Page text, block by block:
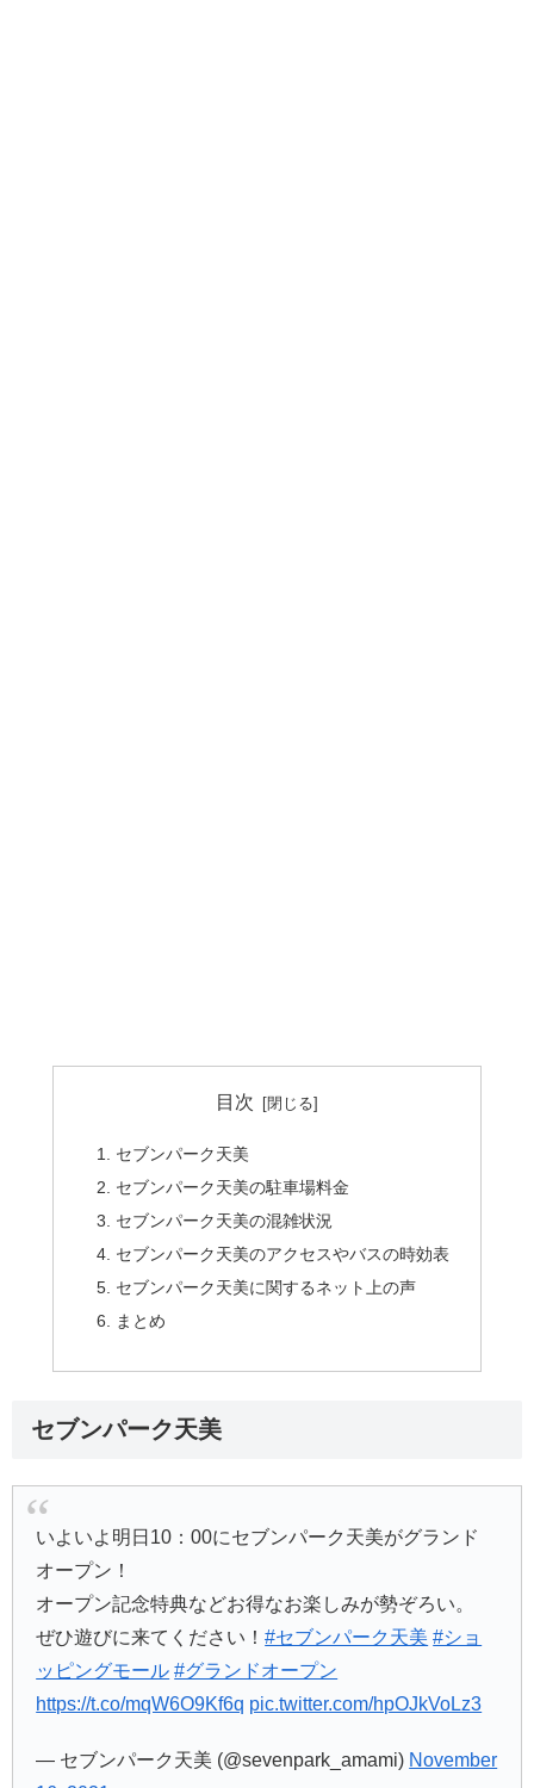
目次
セブンパーク天美
セブンパーク天美の駐車場料金
セブンパーク天美の混雑状況
セブンパーク天美のアクセスやバスの時効表
セブンパーク天美に関するネット上の声
まとめ
セブンパーク天美
いよいよ明日10：00にセブンパーク天美がグランド
オープン！
オープン記念特典などお得なお楽しみが勢ぞろい。
ぜひ遊びに来てください！#セブンパーク天美 #ショ
ッピングモール #グランドオープン
https://t.co/mqW6O9Kf6q pic.twitter.com/hpOJkVoLz3
— セブンパーク天美 (@sevenpark_amami) November